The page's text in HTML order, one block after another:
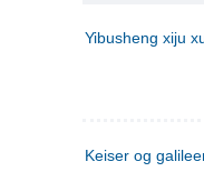
Yibusheng xiju
Keiser og